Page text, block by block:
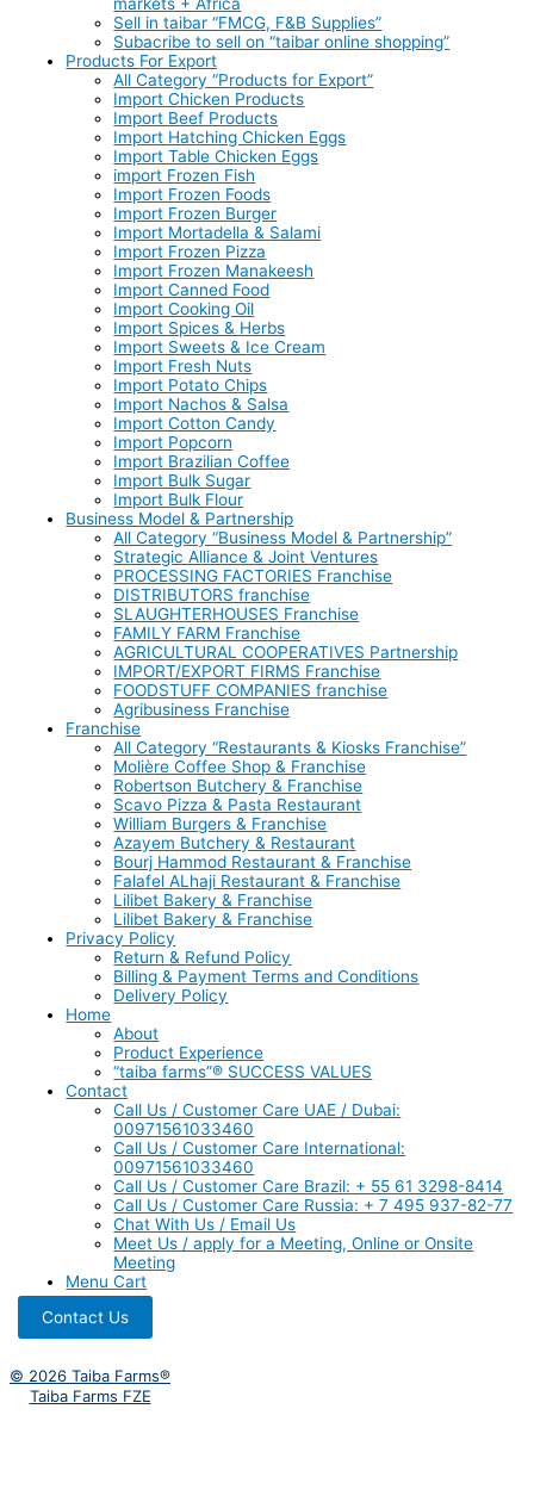
markets + Africa
Sell in taibar “FMCG, F&B Supplies”
Subacribe to sell on “taibar online shopping”
Products For Export
All Category “Products for Export”
Import Chicken Products
Import Beef Products
Import Hatching Chicken Eggs
Import Table Chicken Eggs
import Frozen Fish
Import Frozen Foods
Import Frozen Burger
Import Mortadella & Salami
Import Frozen Pizza
Import Frozen Manakeesh
Import Canned Food
Import Cooking Oil
Import Spices & Herbs
Import Sweets & Ice Cream
Import Fresh Nuts
Import Potato Chips
Import Nachos & Salsa
Import Cotton Candy
Import Popcorn
Import Brazilian Coffee
Import Bulk Sugar
Import Bulk Flour
Business Model & Partnership
All Category “Business Model & Partnership”
Strategic Alliance & Joint Ventures
PROCESSING FACTORIES Franchise
DISTRIBUTORS franchise
SLAUGHTERHOUSES Franchise
FAMILY FARM Franchise
AGRICULTURAL COOPERATIVES Partnership
IMPORT/EXPORT FIRMS Franchise
FOODSTUFF COMPANIES franchise
Agribusiness Franchise
Franchise
All Category “Restaurants & Kiosks Franchise”
Molière Coffee Shop & Franchise
Robertson Butchery & Franchise
Scavo Pizza & Pasta Restaurant
William Burgers & Franchise
Azayem Butchery & Restaurant
Bourj Hammod Restaurant & Franchise
Falafel ALhaji Restaurant & Franchise
Lilibet Bakery & Franchise
Lilibet Bakery & Franchise
Privacy Policy
Return & Refund Policy
Billing & Payment Terms and Conditions
Delivery Policy
Home
About
Product Experience
“taiba farms”® SUCCESS VALUES
Contact
Call Us / Customer Care UAE / Dubai:
00971561033460
Call Us / Customer Care International:
00971561033460
Call Us / Customer Care Brazil: + 55 61 3298-8414
Call Us / Customer Care Russia: + 7 495 937-82-77
Chat With Us / Email Us
Meet Us / apply for a Meeting, Online or Onsite
Meeting
Menu Cart
Contact Us
© 2026 Taiba Farms®
Taiba Farms FZE